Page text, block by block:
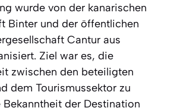
wurde von der kanarischen
Binter und der öffentlichen
Cantur aus
Ziel war es, die
zwischen den beteiligten
dem Tourismussektor zu
Bekanntheit der Destination